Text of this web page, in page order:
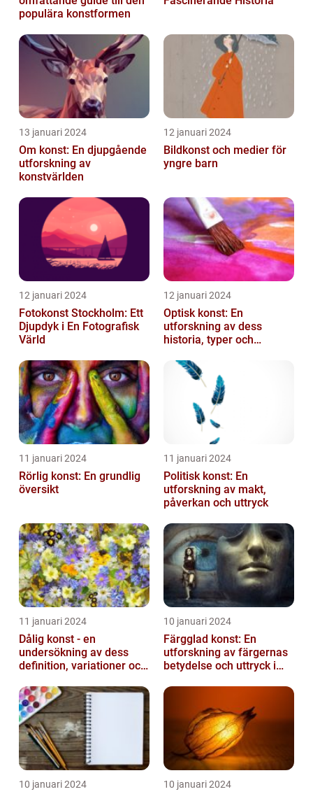
populära konstformen
13 januari 2024
Om konst: En djupgående
utforskning av
konstvärlden
12 januari 2024
Bildkonst och medier för
yngre barn
12 januari 2024
Fotokonst Stockholm: Ett
Djupdyk i En Fotografisk
Värld
12 januari 2024
Optisk konst: En
utforskning av dess
historia, typer och
11 januari 2024
Rörlig konst: En grundlig
översikt
11 januari 2024
Politisk konst: En
utforskning av makt,
påverkan och uttryck
11 januari 2024
Dålig konst - en
undersökning av dess
definition, variationer och
10 januari 2024
Färgglad konst: En
utforskning av färgernas
betydelse och uttryck i
10 januari 2024 10 januari 2024